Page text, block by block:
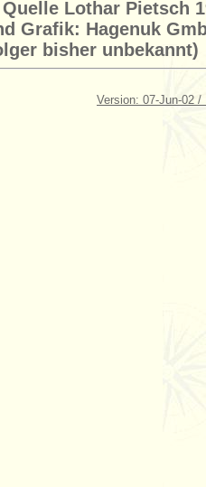
Lothar Pietsch
Grafik: Hagenuk
bisher unbekannt)
Version: 07-Jun-02